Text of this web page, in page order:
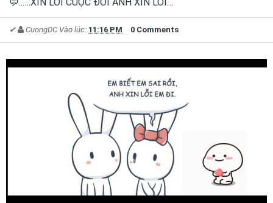
✔ CuongDC Vào lúc: 11:16 PM 0 Comments